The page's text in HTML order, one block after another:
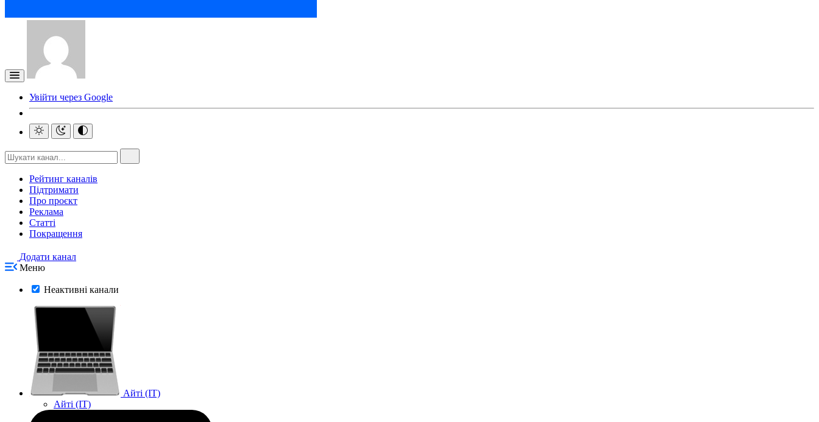
Увійти через Google
Рейтинг каналів
Підтримати
Про проєкт
Реклама
Статті
Покращення
Додати канал
Меню
Неактивні канали
Айті (IT)
Айті (IT)